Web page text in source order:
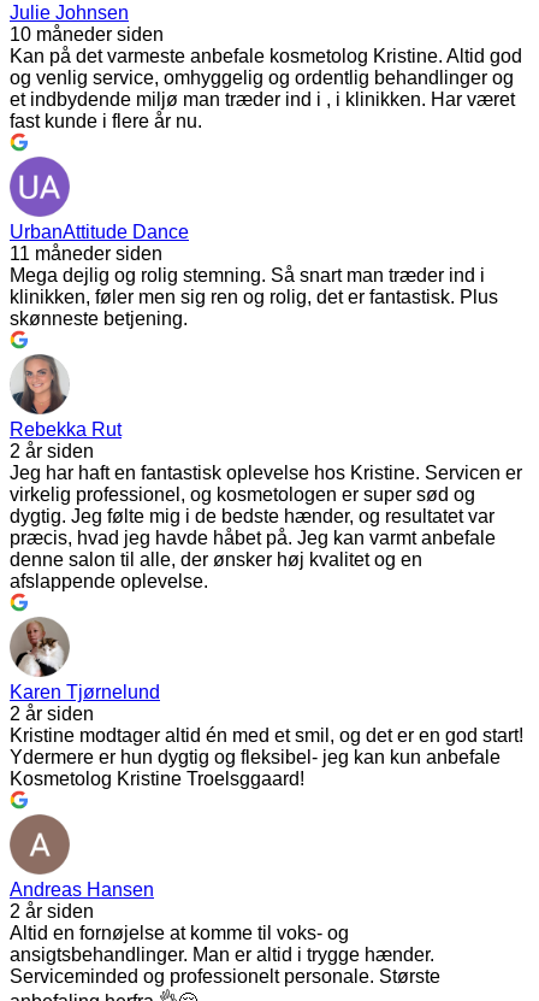
Julie Johnsen
10 måneder siden
Kan på det varmeste anbefale kosmetolog Kristine. Altid god
og venlig service, omhyggelig og ordentlig behandlinger og
et indbydende miljø man træder ind i , i klinikken. Har været
fast kunde i flere år nu.
UrbanAttitude Dance
11 måneder siden
Mega dejlig og rolig stemning. Så snart man træder ind i
klinikken, føler men sig ren og rolig, det er fantastisk. Plus
skønneste betjening.
Rebekka Rut
2 år siden
Jeg har haft en fantastisk oplevelse hos Kristine. Servicen er
virkelig professionel, og kosmetologen er super sød og
dygtig. Jeg følte mig i de bedste hænder, og resultatet var
præcis, hvad jeg havde håbet på. Jeg kan varmt anbefale
denne salon til alle, der ønsker høj kvalitet og en
afslappende oplevelse.
Karen Tjørnelund
2 år siden
Kristine modtager altid én med et smil, og det er en god start!
Ydermere er hun dygtig og fleksibel- jeg kan kun anbefale
Kosmetolog Kristine Troelsggaard!
Andreas Hansen
2 år siden
Altid en fornøjelse at komme til voks- og
ansigtsbehandlinger. Man er altid i trygge hænder.
Serviceminded og professionelt personale. Største